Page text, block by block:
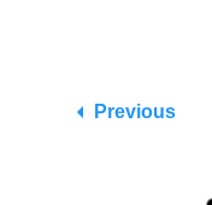
Previous